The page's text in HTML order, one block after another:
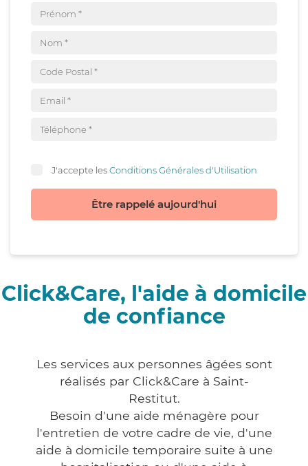
J'accepte lesConditions Générales d'Utilisation
Être rappelé aujourd'hui
Click&Care, l'aide à domicile
de confiance
Les services aux personnes âgées sont
réalisés par Click&Care à Saint-
Restitut.
Besoin d'une aide ménagère pour
l'entretien de votre cadre de vie, d'une
aide à domicile temporaire suite à une